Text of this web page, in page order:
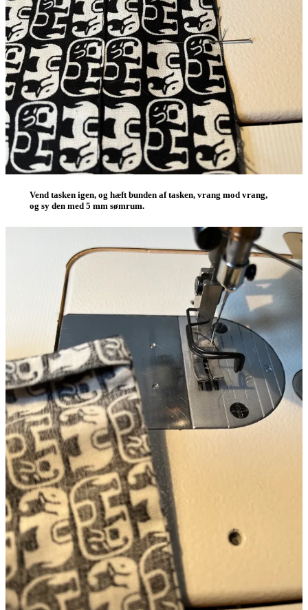
Vend tasken igen, og hæft bunden af tasken, vrang mod vrang,
og sy den med 5 mm sømrum.